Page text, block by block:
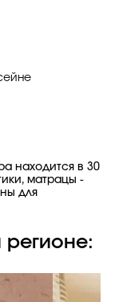
находится в 30
матрацы -
для